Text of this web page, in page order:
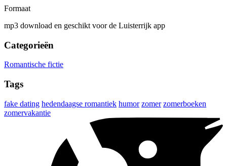
Formaat
mp3 download en geschikt voor de Luisterrijk app
Categorieën
Romantische fictie
Tags
fake dating hedendaagse romantiek humor zomer zomerboeken
zomervakantie